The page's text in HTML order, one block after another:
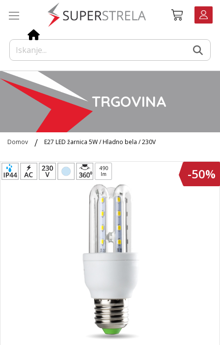
Košarica
TRGOVINA
Domov E27 LED žarnica 5W / Hladno bela / 230V
Preskoči
na
490
lm
-50%